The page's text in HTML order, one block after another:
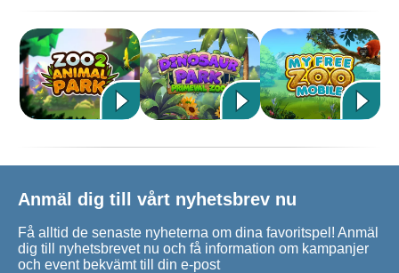
Anmäl dig till vårt nyhetsbrev nu
Få alltid de senaste nyheterna om dina favoritspel! Anmäl
dig till nyhetsbrevet nu och få information om kampanjer
och event bekvämt till din e-post